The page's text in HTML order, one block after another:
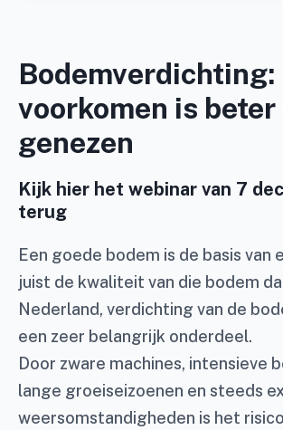
Bodemverdichting:
voorkomen is beter
genezen
Kijk hier het webinar van 7
terug
Een goede bodem is de basis van
juist de kwaliteit van die bodem
Nederland, verdichting van de
een zeer belangrijk onderdeel.
Door zware machines, intensieve
lange groeiseizoenen en steeds
weersomstandigheden is het